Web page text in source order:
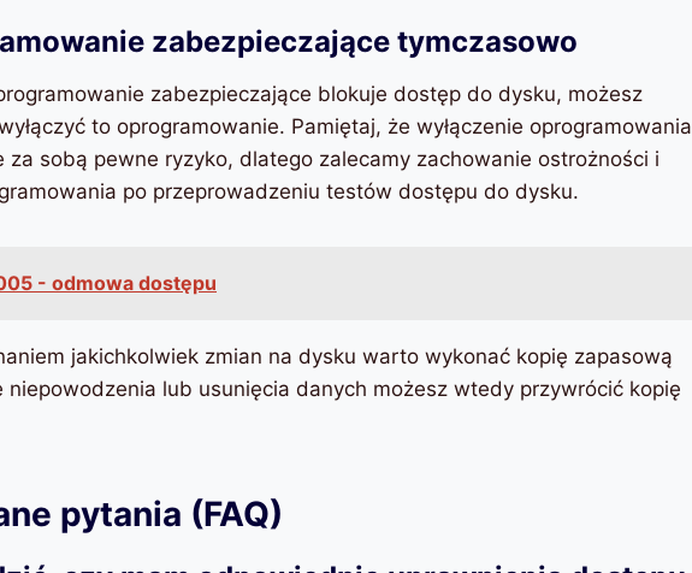
zabezpieczające tymczasowo
zabezpieczające blokuje dostęp do dysku, możesz
to oprogramowanie. Pamiętaj, że wyłączenie oprogramowania
za sobą pewne ryzyko, dlatego zalecamy zachowanie ostrożności i
po przeprowadzeniu testów dostępu do dysku.
- odmowa dostępu
jakichkolwiek zmian na dysku warto wykonać kopię zapasową
niepowodzenia lub usunięcia danych możesz wtedy przywrócić kopię
pytania (FAQ)